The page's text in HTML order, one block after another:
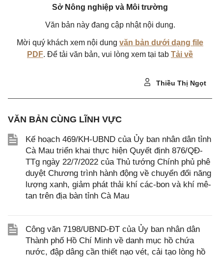
Sở Nông nghiệp và Môi trường
Văn bản này đang cập nhật nội dung.
Mời quý khách xem nội dung văn bản dưới dạng file
PDF. Để tải văn bản, vui lòng xem tại tab Tải về
Thiều Thị Ngọt
VĂN BẢN CÙNG LĨNH VỰC
Kế hoạch 469/KH-UBND của Ủy ban nhân dân tỉnh
Cà Mau triển khai thực hiện Quyết định 876/QĐ-
TTg ngày 22/7/2022 của Thủ tướng Chính phủ phê
duyệt Chương trình hành động về chuyển đổi năng
lượng xanh, giảm phát thải khí các-bon và khí mê-
tan trên địa bàn tỉnh Cà Mau
Công văn 7198/UBND-ĐT của Ủy ban nhân dân
Thành phố Hồ Chí Minh về danh mục hồ chứa
nước, đập dâng cần thiết nạo vét, cải tạo lòng hồ